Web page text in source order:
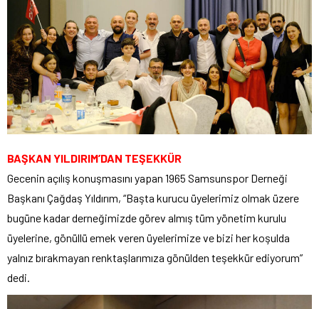
BAŞKAN YILDIRIM’DAN TEŞEKKÜR
Gecenin açılış konuşmasını yapan 1965 Samsunspor Derneği
Başkanı Çağdaş Yıldırım, “Başta kurucu üyelerimiz olmak üzere
bugüne kadar derneğimizde görev almış tüm yönetim kurulu
üyelerine, gönüllü emek veren üyelerimize ve bizi her koşulda
yalnız bırakmayan renktaşlarımıza gönülden teşekkür ediyorum”
dedi.